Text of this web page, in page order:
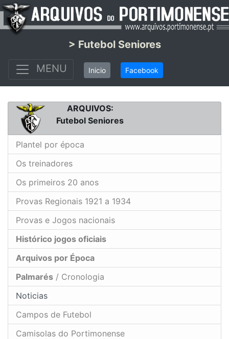
> Futebol Seniores
MENU
Inicio Facebook
ARQUIVOS:
Futebol Seniores
Plantel por época
Os treinadores
Os primeiros 20 anos
Provas Regionais 1921 a 1934
Provas e Jogos nacionais
Histórico jogos oficiais
Arquivos por Época
Palmarés / Cronologia
Noticias
Campos de Futebol
Camisolas do Portimonense